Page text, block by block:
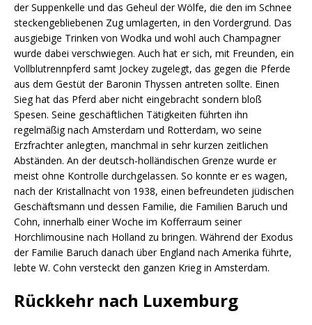
der Suppenkelle und das Geheul der Wölfe, die den im Schnee
steckengebliebenen Zug umlagerten, in den Vordergrund. Das
ausgiebige Trinken von Wodka und wohl auch Champagner
wurde dabei verschwiegen. Auch hat er sich, mit Freunden, ein
Vollblutrennpferd samt Jockey zugelegt, das gegen die Pferde
aus dem Gestüt der Baronin Thyssen antreten sollte. Einen
Sieg hat das Pferd aber nicht eingebracht sondern bloß
Spesen. Seine geschäftlichen Tätigkeiten führten ihn
regelmäßig nach Amsterdam und Rotterdam, wo seine
Erzfrachter anlegten, manchmal in sehr kurzen zeitlichen
Abständen. An der deutsch-holländischen Grenze wurde er
meist ohne Kontrolle durchgelassen. So konnte er es wagen,
nach der Kristallnacht von 1938, einen befreundeten jüdischen
Geschäftsmann und dessen Familie, die Familien Baruch und
Cohn, innerhalb einer Woche im Kofferraum seiner
Horchlimousine nach Holland zu bringen. Während der Exodus
der Familie Baruch danach über England nach Amerika führte,
lebte W. Cohn versteckt den ganzen Krieg in Amsterdam.
Rückkehr nach Luxemburg